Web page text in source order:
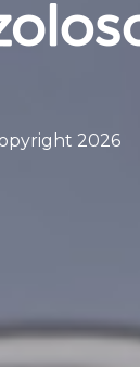
2026